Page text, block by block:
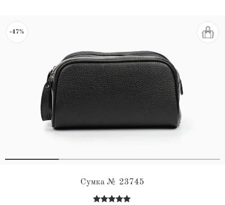
-47%
Сумка № 23745